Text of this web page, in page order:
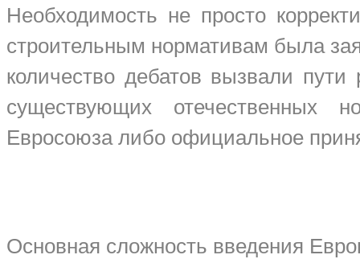
Необходимость не просто
строительным нормативам была
количество дебатов вызвали
существующих отечественных
Евросоюза либо официальное
Основная сложность введения